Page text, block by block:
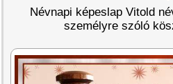
Névnapi képeslap Vitold
személyre szóló